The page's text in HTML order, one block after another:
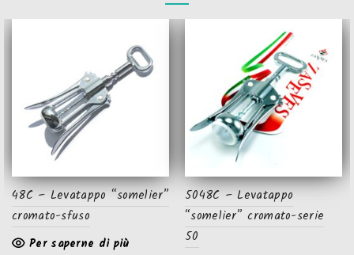
48C – Levatappo “somelier”
cromato-sfuso
Per saperne di più
5048C – Levatappo
“somelier” cromato-serie
50